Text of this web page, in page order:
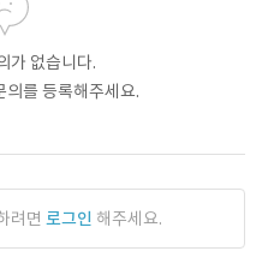
가 없습니다.
의를 등록해주세요.
려면 로그인 해주세요.